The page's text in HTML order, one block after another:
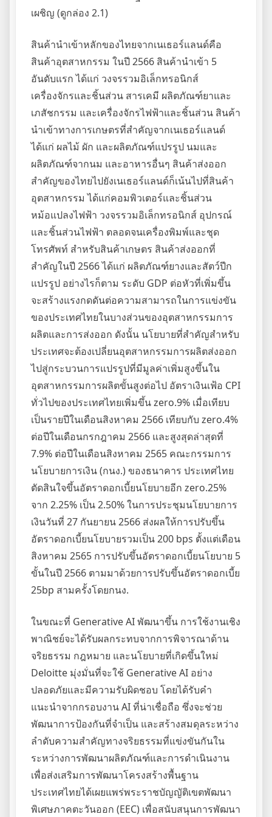
เผชิญ (ดูกล่อง 2.1)
สินค้านำเข้าหลักของไทยจากเนเธอร์แลนด์คือ
สินค้าอุตสาหกรรม ในปี 2566 สินค้านำเข้า 5
อันดับแรก ได้แก่ วงจรรวมอิเล็กทรอนิกส์
เครื่องจักรและชิ้นส่วน สารเคมี ผลิตภัณฑ์ยาและ
เภสัชกรรม และเครื่องจักรไฟฟ้าและชิ้นส่วน สินค้า
นำเข้าทางการเกษตรที่สำคัญจากเนเธอร์แลนด์
ได้แก่ ผลไม้ ผัก และผลิตภัณฑ์แปรรูป นมและ
ผลิตภัณฑ์จากนม และอาหารอื่นๆ สินค้าส่งออก
สำคัญของไทยไปยังเนเธอร์แลนด์ก็เน้นไปที่สินค้า
อุตสาหกรรม ได้แก่คอมพิวเตอร์และชิ้นส่วน
หม้อแปลงไฟฟ้า วงจรรวมอิเล็กทรอนิกส์ อุปกรณ์
และชิ้นส่วนไฟฟ้า ตลอดจนเครื่องพิมพ์และชุด
โทรศัพท์ สำหรับสินค้าเกษตร สินค้าส่งออกที่
สำคัญในปี 2566 ได้แก่ ผลิตภัณฑ์ยางและสัตว์ปีก
แปรรูป อย่างไรก็ตาม ระดับ GDP ต่อหัวที่เพิ่มขึ้น
จะสร้างแรงกดดันต่อความสามารถในการแข่งขัน
ของประเทศไทยในบางส่วนของอุตสาหกรรมการ
ผลิตและการส่งออก ดังนั้น นโยบายที่สำคัญสำหรับ
ประเทศจะต้องเปลี่ยนอุตสาหกรรมการผลิตส่งออก
ไปสู่กระบวนการแปรรูปที่มีมูลค่าเพิ่มสูงขึ้นใน
อุตสาหกรรมการผลิตขั้นสูงต่อไป อัตราเงินเฟ้อ CPI
ทั่วไปของประเทศไทยเพิ่มขึ้น zero.9% เมื่อเทียบ
เป็นรายปีในเดือนสิงหาคม 2566 เทียบกับ zero.4%
ต่อปีในเดือนกรกฎาคม 2566 และสูงสุดล่าสุดที่
7.9% ต่อปีในเดือนสิงหาคม 2565 คณะกรรมการ
นโยบายการเงิน (กนง.) ของธนาคาร ประเทศไทย
ตัดสินใจขึ้นอัตราดอกเบี้ยนโยบายอีก zero.25%
จาก 2.25% เป็น 2.50% ในการประชุมนโยบายการ
เงินวันที่ 27 กันยายน 2566 ส่งผลให้การปรับขึ้น
อัตราดอกเบี้ยนโยบายรวมเป็น 200 bps ตั้งแต่เดือน
สิงหาคม 2565 การปรับขึ้นอัตราดอกเบี้ยนโยบาย 5
ขั้นในปี 2566 ตามมาด้วยการปรับขึ้นอัตราดอกเบี้ย
25bp สามครั้งโดยกนง.
ในขณะที่ Generative AI พัฒนาขึ้น การใช้งานเชิง
พาณิชย์จะได้รับผลกระทบจากการพิจารณาด้าน
จริยธรรม กฎหมาย และนโยบายที่เกิดขึ้นใหม่
Deloitte มุ่งมั่นที่จะใช้ Generative AI อย่าง
ปลอดภัยและมีความรับผิดชอบ โดยได้รับคำ
แนะนำจากกรอบงาน AI ที่น่าเชื่อถือ ซึ่งจะช่วย
พัฒนาการป้องกันที่จำเป็น และสร้างสมดุลระหว่าง
ลำดับความสำคัญทางจริยธรรมที่แข่งขันกันใน
ระหว่างการพัฒนาผลิตภัณฑ์และการดำเนินงาน
เพื่อส่งเสริมการพัฒนาโครงสร้างพื้นฐาน
ประเทศไทยได้เผยแพร่พระราชบัญญัติเขตพัฒนา
พิเศษภาคตะวันออก (EEC) เพื่อสนับสนุนการพัฒนา